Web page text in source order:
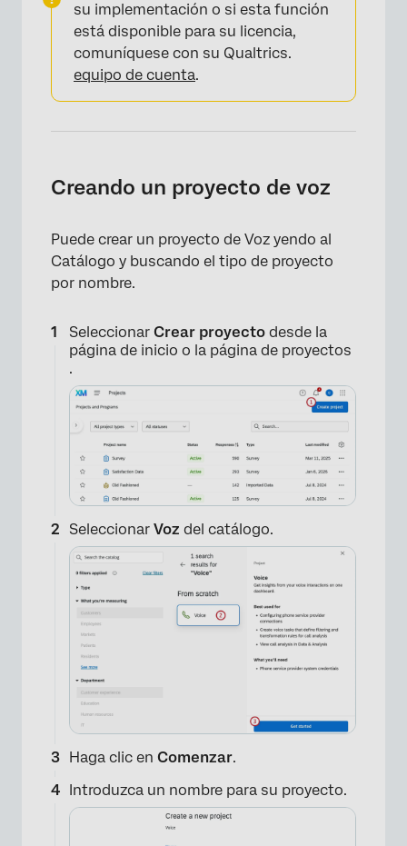
su implementación o si esta función
está disponible para su licencia,
comuníquese con su Qualtrics.
equipo de cuenta.
Creando un proyecto de voz
Puede crear un proyecto de Voz yendo al
Catálogo y buscando el tipo de proyecto
por nombre.
Seleccionar Crear proyecto desde la
página de inicio o la página de proyectos
.
Seleccionar Voz del catálogo.
Haga clic en Comenzar.
Introduzca un nombre para su proyecto.